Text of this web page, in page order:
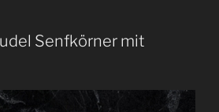
Senfkörner mit